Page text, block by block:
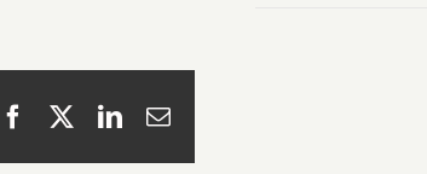
Facebook
X LinkedIn
Email